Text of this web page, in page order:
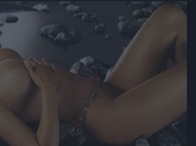
még kép!